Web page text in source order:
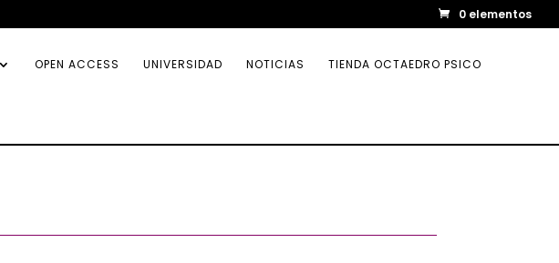
0 elementos
OPEN ACCESS UNIVERSIDAD NOTICIAS TIENDA OCTAEDRO PSICO